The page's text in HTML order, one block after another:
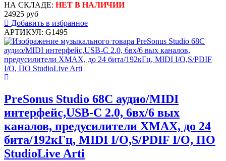
НА СКЛАДЕ: НЕТ В НАЛИЧИИ
24925 руб
Добавить в избранное
АРТИКУЛ: G1495
PreSonus Studio 68C аудио/MIDI
интерфейс,USB-C 2.0, 6вх/6 вых
каналов, предусилители XMAX, до 24
бита/192кГц, MIDI I/O,S/PDIF I/O, ПО
StudioLive Arti